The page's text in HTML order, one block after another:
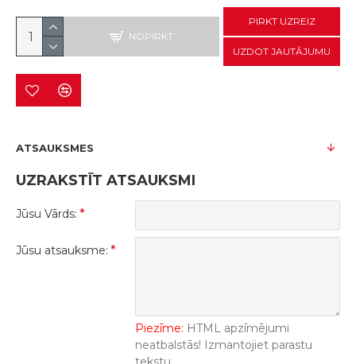
NOPIRKT
PIRKT UZREIZ
UZDOT JAUTĀJUMU
ATSAUKSMES
UZRAKSTĪT ATSAUKSMI
Jūsu Vārds:
Jūsu atsauksme:
Piezīme: HTML apzīmējumi
neatbalstās! Izmantojiet parastu